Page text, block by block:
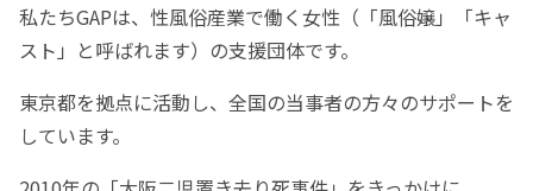
私たちGAPは、性風俗産業で働く女性（「風俗嬢」「キャ
スト」と呼ばれます）の支援団体です。
東京都を拠点に活動し、全国の当事者の方々のサポートを
しています。